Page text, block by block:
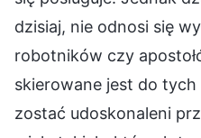
dzisiaj, nie odnosi się
robotników czy
skierowane jest do
zostać udoskonaleni